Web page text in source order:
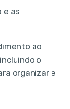
e as
ao
o
organizar e